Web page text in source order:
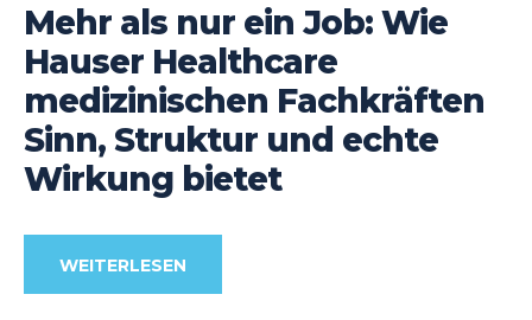
Mehr als nur ein Job: Wie
Hauser Healthcare
medizinischen Fachkräften
Sinn, Struktur und echte
Wirkung bietet
WEITERLESEN